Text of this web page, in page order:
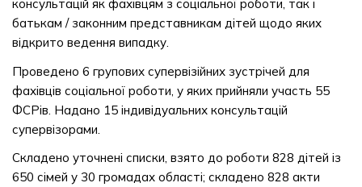
консультацій як фахівцям з соціальної роботи, так і
батькам / законним представникам дітей щодо яких
відкрито ведення випадку.
Проведено 6 групових супервізійних зустрічей для
фахівців соціальної роботи, у яких прийняли участь 55
ФСРів. Надано 15 індивідуальних консультацій
супервізорами.
Складено уточнені списки, взято до роботи 828 дітей із
650 сімей у 30 громадах області; складено 828 акти